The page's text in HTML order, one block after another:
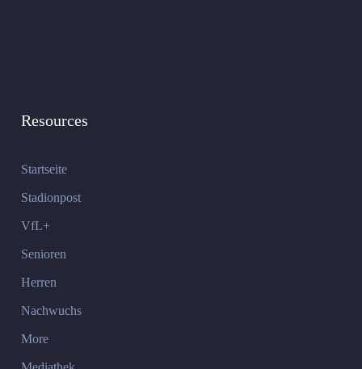
Resources
Startseite
Stadionpost
VfL+
Senioren
Herren
Nachwuchs
More